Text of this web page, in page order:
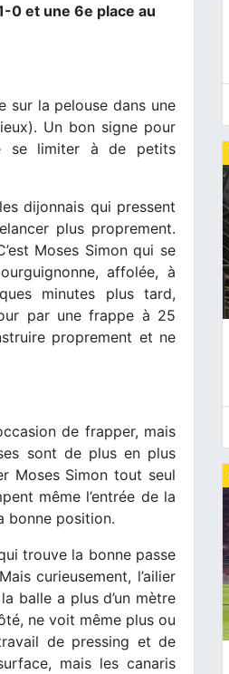
0 et une 6e place au
sur la pelouse dans une
Un bon signe pour
se limiter à de petits
dijonnais qui pressent
plus proprement.
Moses Simon qui se
affolée, à
minutes plus tard,
par une frappe à 25
proprement et ne
de frapper, mais
sont de plus en plus
Moses Simon tout seul
même l’entrée de la
bonne position.
trouve la bonne passe
curieusement, l’ailier
balle a plus d’un mètre
ne voit même plus ou
de pressing et de
mais les canaris